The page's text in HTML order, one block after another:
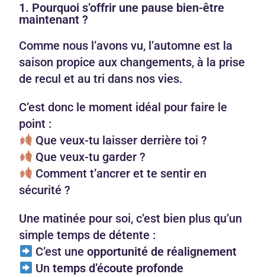
1. Pourquoi s’offrir une pause bien-être
maintenant ?
Comme nous l’avons vu, l’automne est la
saison propice aux changements, à la prise
de recul et au tri dans nos vies.
C’est donc le moment idéal pour faire le
point :
Que veux-tu laisser derrière toi ?
Que veux-tu garder ?
Comment t’ancrer et te sentir en
sécurité ?
Une matinée pour soi, c’est bien plus qu’un
simple temps de détente :
C’est uneopportunité de réalignement
Untemps d’écoute profonde